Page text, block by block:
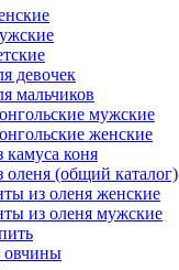
девочек
мальчиков
мужские
женские
камуса коня
оленя (общий каталог)
из оленя женские
из оленя мужские
овчины